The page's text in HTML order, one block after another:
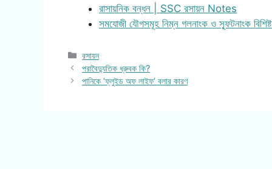
রাসায়নিক বন্ধন | SSC রসায়ন Notes
সমযোজী যৌগসমূহ নিম্ন গলনাংক ও স্ফূটনাংক
Categories
রসায়ন
পরাবৈদ্যুতিক ধ্রুবক কি?
পানিকে ‘ফ্লুইড অফ লাইফ’ বলার কারণ